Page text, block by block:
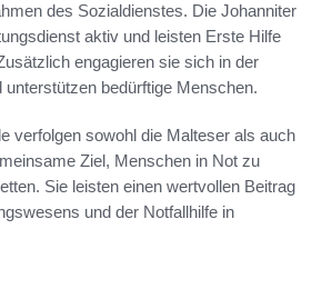
des Sozialdienstes. Die Johanniter
aktiv und leisten Erste Hilfe
engagieren sie sich in der
unterstützen bedürftige Menschen.
verfolgen sowohl die Malteser als auch
Ziel, Menschen in Not zu
Sie leisten einen wertvollen Beitrag
und der Notfallhilfe in